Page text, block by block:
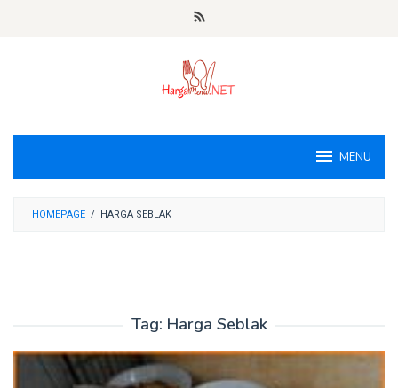
MENU
HOMEPAGE / HARGA SEBLAK
Tag: Harga Seblak